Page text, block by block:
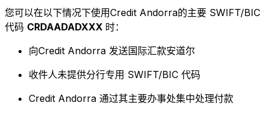
您可以在以下情况下使用Credit Andorra的主要 SWIFT/BIC
代码 CRDAADADXXX 时：
向Credit Andorra 发送国际汇款安道尔
收件人未提供分行专用 SWIFT/BIC 代码
Credit Andorra 通过其主要办事处集中处理付款